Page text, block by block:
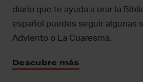
diario que te ayuda a orar la
español puedes seguir algunas
Adviento o La Cuaresma.
Descubre más